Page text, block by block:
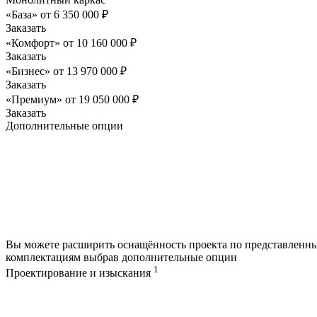
«База» от 6 350 000 ₽
Заказать
«Комфорт» от 10 160 000 ₽
Заказать
«Бизнес» от 13 970 000 ₽
Заказать
«Премиум» от 19 050 000 ₽
Заказать
Дополнительные опции
Вы можете расширить оснащённость проекта по
комплектациям выбрав дополнительные опции
Проектирование и изыскания 1